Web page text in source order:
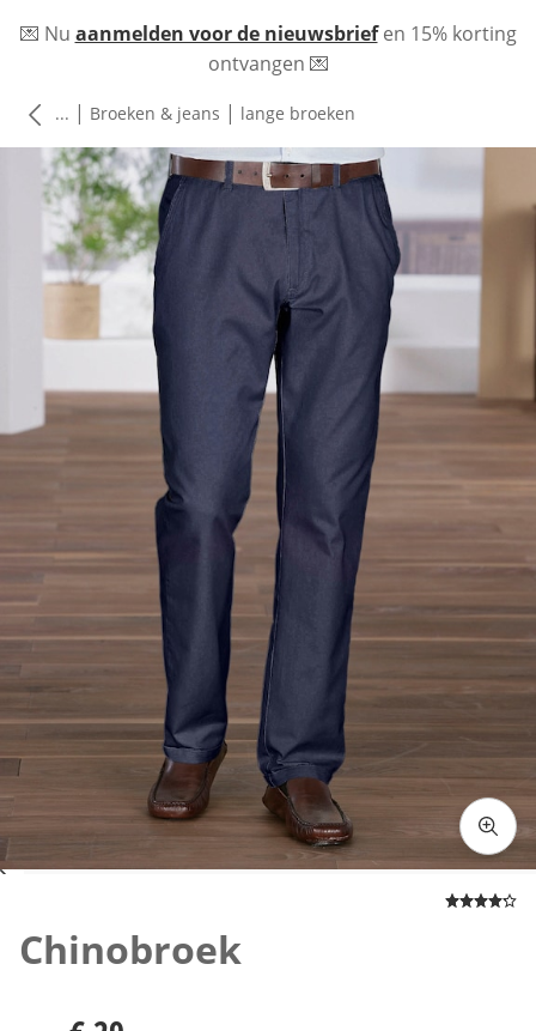
💌 Nu aanmelden voor de nieuwsbriefen 15% korting
ontvangen 💌
... | Broeken & jeans | lange broeken
Chinobroek